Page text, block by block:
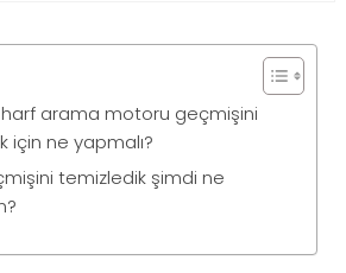
arama motoru geçmişini
için ne yapmalı?
temizledik şimdi ne